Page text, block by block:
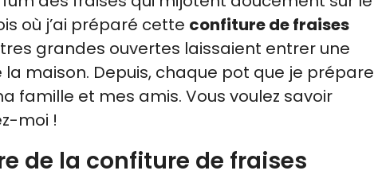
où j’ai préparé cette confiture de fraises
grandes ouvertes laissaient entrer une
maison. Depuis, chaque pot que je prépare
famille et mes amis. Vous voulez savoir
moi !
de la confiture de fraises